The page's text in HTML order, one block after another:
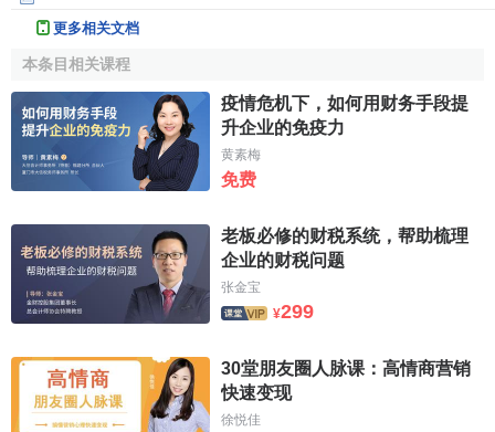
一定时期内流通中所必需的货币量=商品价格*商品流通
量/单位货币流通速度=商品价格总额/单位货币流通速度
币流通是第二性的，商品流通决定货币流通，货币流通数量
必须适应商品流通的规律。
流通手段与支付手段的区别
1、含义不同：货币充当商品交换媒介的职能，叫做货币
的流通手段职能；货币被用来清偿债务或支付
工资等，就是货币支付手段的职能。
商品交换 的媒介；支付手段是随着赊帐买卖的产生而出
现的，在赊销和 赊购中，货币被用来支付债务的。
更多相关文档
本条目相关课程
疫情危机下，如何用财务手段提
升企业的免疫力
黄素梅
免费
老板必修的财税系统，帮助梳理
企业的财税问题
张金宝
¥299
30堂朋友圈人脉课：高情商营销
快速变现
徐悦佳